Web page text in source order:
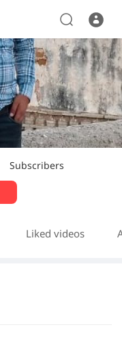
Subscribers
Liked videos